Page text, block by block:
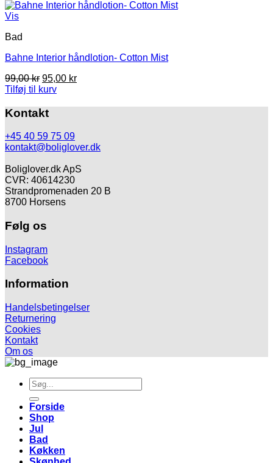
Vis
Bad
Bahne Interior håndlotion- Cotton Mist
99,00kr Den
oprindelige
var:
95,00 krDen
Tilføj til kurv
Kontakt
+45 40 59 75 09
kontakt@boliglover.dk
Boliglover.dk ApS
CVR: 40614230
Strandpromenaden 20 B
8700 Horsens
Følg os
Instagram
Facebook
Information
Handelsbetingelser
Returnering
Cookies
Kontakt
Om os
Søg
efter:
Forside
Shop
Jul
Bad
Køkken